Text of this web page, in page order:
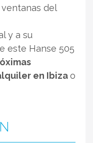
del
y a su
este Hanse 505
en Ibizao